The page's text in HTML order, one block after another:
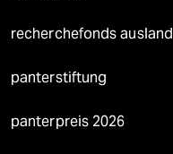
recherchefonds ausland
panterstiftung
panterpreis 2026